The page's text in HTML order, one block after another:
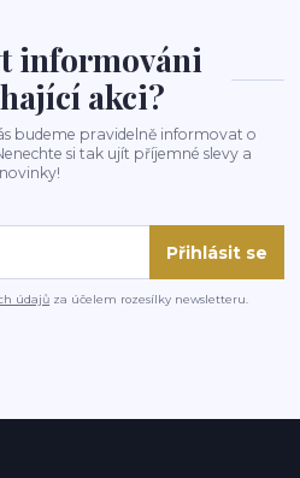
informováni
akci?
budeme pravidelně informovat o
si tak ujít příjemné slevy a
novinky!
Přihlásit se
údajů za účelem rozesílky newsletteru.